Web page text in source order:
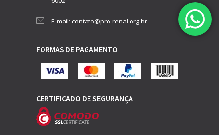
E-mail: contato@pro-renal.org.br
FORMAS DE PAGAMENTO
CERTIFICADO DE SEGURANÇA